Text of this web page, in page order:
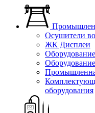
Осушители
ЖК Дисплеи
оборудования